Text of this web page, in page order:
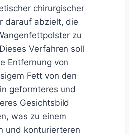
chirurgischer
darauf abzielt, die
zu
Verfahren soll
Entfernung von
Fett von den
geformteres und
Gesichtsbild
was zu einem
und konturierteren